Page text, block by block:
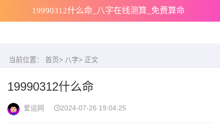
19990312什么命_八字在线测算_免费算命
当前位置： 首页> 八字> 正文
19990312什么命
爱运网 2024-07-26 19:04:25